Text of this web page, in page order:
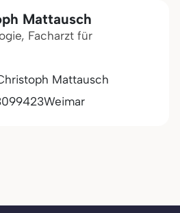
Mattausch
Facharzt für
Mattausch
99423Weimar